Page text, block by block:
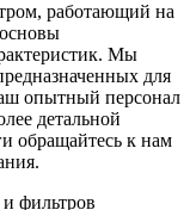
работающий на
Мы
для
опытный персонал
детальной
обращайтесь к нам